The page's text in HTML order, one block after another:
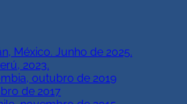
México. Junho de 2025.
2023.
outubro de 2019
de 2017